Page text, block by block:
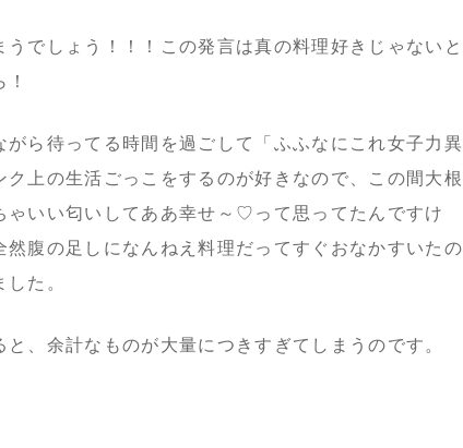
でしょう！！！この発言は真の料理好きじゃないと
ら待ってる時間を過ごして「ふふなにこれ女子力異
上の生活ごっこをするのが好きなので、この間大根
ゃいい匂いしてああ幸せ～♡って思ってたんですけ
腹の足しになんねえ料理だってすぐおなかすいたの
た。
、余計なものが大量につきすぎてしまうのです。